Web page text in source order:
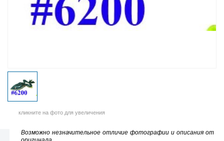
кликните на фото для увеличения
Возможно незначительное отличие фотографии и описания от